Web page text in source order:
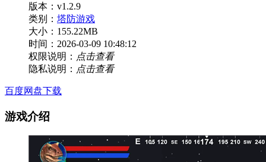
版本：v1.2.9
类别： 塔防游戏
大小：155.22MB
时间：2026-03-09 10:48:12
权限说明： 点击查看
隐私说明： 点击查看
百度网盘下载
游戏介绍